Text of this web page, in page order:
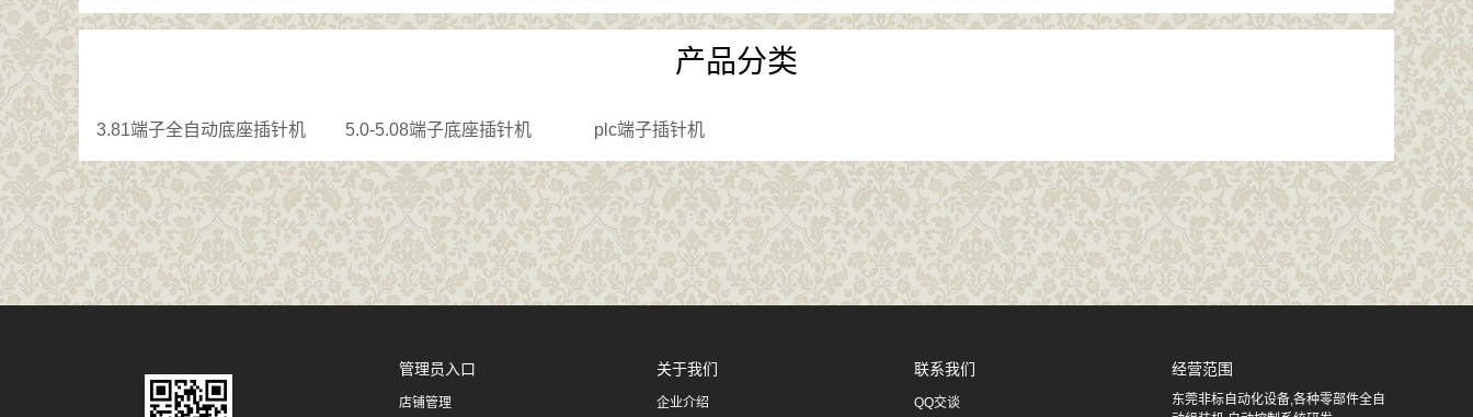
产品分类
3.81端子全自动底座插针机 5.0-5.08端子底座插针机 plc端子插针机
管理员入口
店铺管理
关于我们
企业介绍
联系我们
QQ交谈
经营范围
东莞非标自动化设备,各种零部件全自